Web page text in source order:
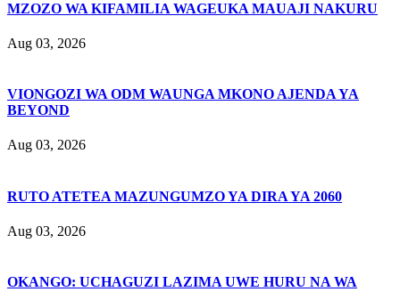
MZOZO WA KIFAMILIA WAGEUKA MAUAJI NAKURU
Aug 03, 2026
VIONGOZI WA ODM WAUNGA MKONO AJENDA YA
BEYOND
Aug 03, 2026
RUTO ATETEA MAZUNGUMZO YA DIRA YA 2060
Aug 03, 2026
OKANGO: UCHAGUZI LAZIMA UWE HURU NA WA